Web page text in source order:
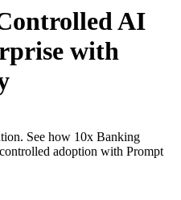
AI
with
See how 10x Banking
adoption with Prompt